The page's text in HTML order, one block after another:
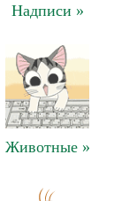
Надписи »
Животные »